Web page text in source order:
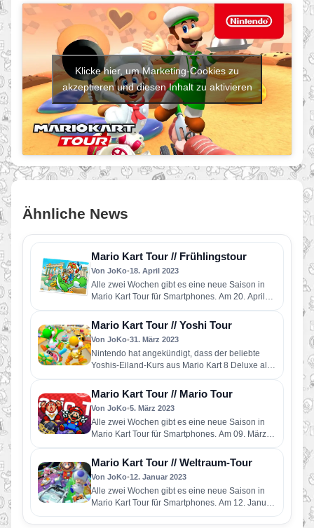
Klicke hier, um Marketing-Cookies zu
akzeptieren und diesen Inhalt zu aktivieren
Ähnliche News
Mario Kart Tour // Frühlingstour
Von JoKo•18. April 2023
Alle zwei Wochen gibt es eine neue Saison in
Mario Kart Tour für Smartphones. Am 20. April
startet…
Mario Kart Tour // Yoshi Tour
Von JoKo•31. März 2023
Nintendo hat angekündigt, dass der beliebte
Yoshis-Eiland-Kurs aus Mario Kart 8 Deluxe als
Teil von Mario Kart Tour…
Mario Kart Tour // Mario Tour
Von JoKo•5. März 2023
Alle zwei Wochen gibt es eine neue Saison in
Mario Kart Tour für Smartphones. Am 09. März
startet…
Mario Kart Tour // Weltraum-Tour
Von JoKo•12. Januar 2023
Alle zwei Wochen gibt es eine neue Saison in
Mario Kart Tour für Smartphones. Am 12. Januar
startet…